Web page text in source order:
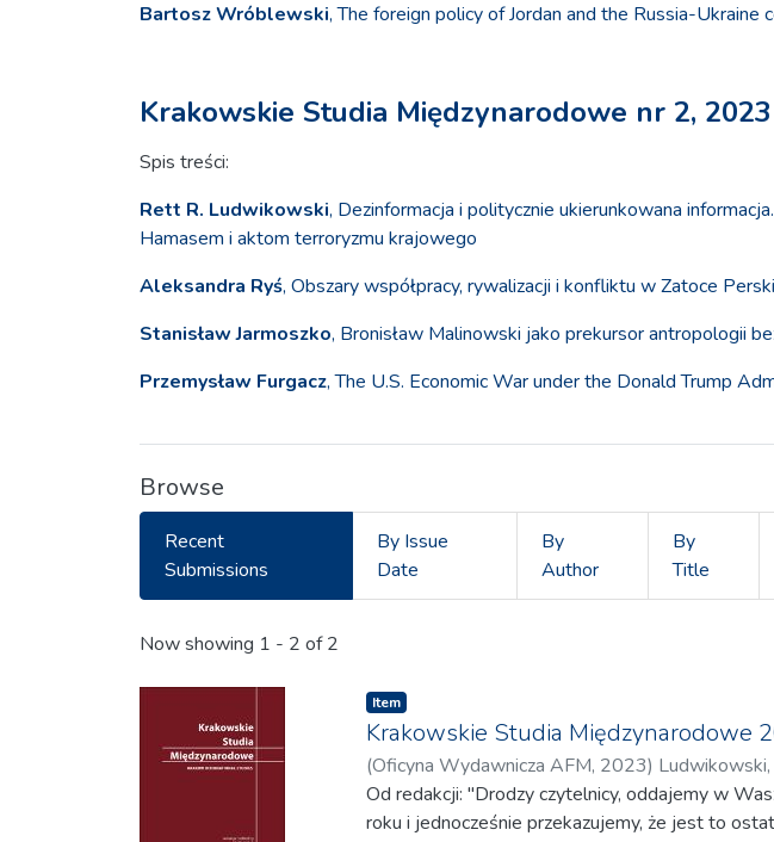
Bartosz Wróblewski, The foreign policy of Jordan and the Russia-Ukraine
Krakowskie Studia Międzynarodowe nr 2, 2023
Spis treści:
Rett R. Ludwikowski, Dezinformacja i politycznie ukierunkowana
Hamasem i aktom terroryzmu krajowego
Aleksandra Ryś, Obszary współpracy, rywalizacji i konfliktu w Zatoce
Stanisław Jarmoszko, Bronisław Malinowski jako prekursor antropologii
Przemysław Furgacz, The U.S. Economic War under the Donald Trump
Browse
Recent
Submissions
By Issue
Date
By
Author
By
Title
Recent Submissions
Now showing 1 - 2 of 2
Item
Krakowskie Studia Międzynarodowe
(Oficyna Wydawnicza AFM, 2023)
Kazimierz;Kruk, Aleksandra
Od redakcji: "Drodzy czytelnicy, oddajemy w
roku i jednocześnie przekazujemy, że jest to